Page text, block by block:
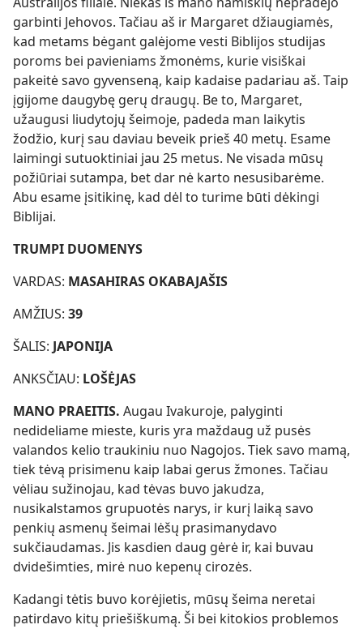
garbinti Jehovos. Tačiau aš ir Margaret džiaugiamės,
kad metams bėgant galėjome vesti Biblijos studijas
poroms bei pavieniams žmonėms, kurie visiškai
pakeitė savo gyvenseną, kaip kadaise padariau aš. Taip
įgijome daugybę gerų draugų. Be to, Margaret,
užaugusi liudytojų šeimoje, padeda man laikytis
žodžio, kurį sau daviau beveik prieš 40 metų. Esame
laimingi sutuoktiniai jau 25 metus. Ne visada mūsų
požiūriai sutampa, bet dar nė karto nesusibarėme.
Abu esame įsitikinę, kad dėl to turime būti dėkingi
Biblijai.
TRUMPI DUOMENYS
VARDAS: MASAHIRAS OKABAJAŠIS
AMŽIUS: 39
ŠALIS: JAPONIJA
ANKSČIAU: LOŠĖJAS
MANO PRAEITIS. Augau Ivakuroje, palyginti
nedideliame mieste, kuris yra maždaug už pusės
valandos kelio traukiniu nuo Nagojos. Tiek savo mamą,
tiek tėvą prisimenu kaip labai gerus žmones. Tačiau
vėliau sužinojau, kad tėvas buvo jakudza,
nusikalstamos grupuotės narys, ir kurį laiką savo
penkių asmenų šeimai lėšų prasimanydavo
sukčiaudamas. Jis kasdien daug gėrė ir, kai buvau
dvidešimties, mirė nuo kepenų cirozės.
Kadangi tėtis buvo korėjietis, mūsų šeima neretai
patirdavo kitų priešiškumą. Ši bei kitokios problemos